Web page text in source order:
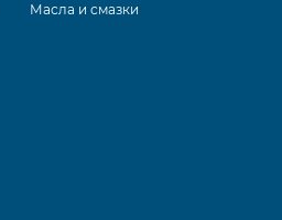
Масла и смазки